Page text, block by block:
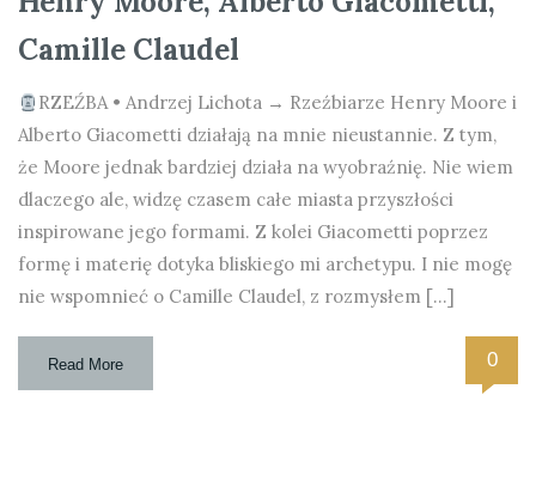
Camille Claudel
RZEŹBA • Andrzej Lichota → Rzeźbiarze Henry Moore i
Alberto Giacometti działają na mnie nieustannie. Z tym,
że Moore jednak bardziej działa na wyobraźnię. Nie wiem
dlaczego ale, widzę czasem całe miasta przyszłości
inspirowane jego formami. Z kolei Giacometti poprzez
formę i materię dotyka bliskiego mi archetypu. I nie mogę
nie wspomnieć o Camille Claudel, z rozmysłem […]
Read More 0